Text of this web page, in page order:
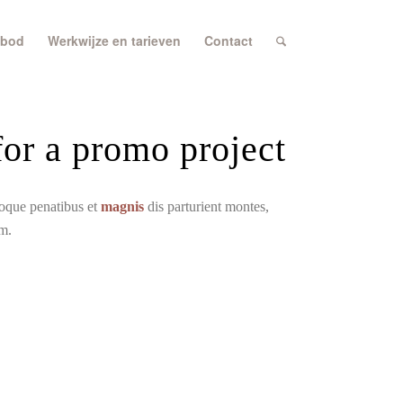
Werkwijze en tarieven Contact
a promo project
penatibus etmagnis dis parturient montes,